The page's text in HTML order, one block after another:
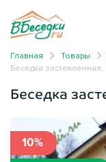
Главная Товары
Беседка застекленная,
Беседка
10%